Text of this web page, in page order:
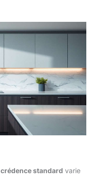
crédence standard varie